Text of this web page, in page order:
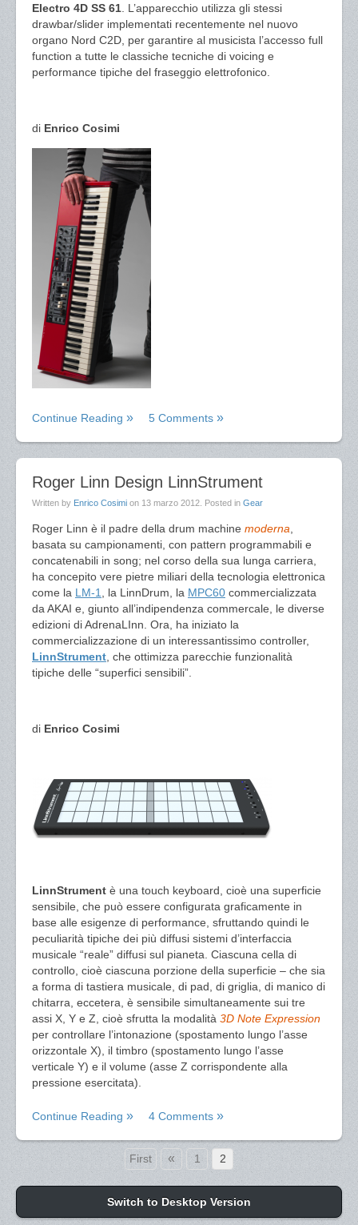
Electro 4D SS 61 . L’apparecchio utilizza gli stessi
drawbar/slider implementati recentemente nel nuovo
organo Nord C2D, per garantire al musicista l’accesso full
function a tutte le classiche tecniche di voicing e
performance tipiche del fraseggio elettrofonico.
di Enrico Cosimi
Continue Reading 5 Comments
Roger Linn Design LinnStrument
Written by Enrico Cosimi on 13 marzo 2012 . Posted in Gear
Roger Linn è il padre della drum machine moderna
basata su campionamenti, con pattern programmabili e
concatenabili in song; nel corso della sua lunga carriera,
ha concepito vere pietre miliari della tecnologia elettronica
come la LM-1 , la LinnDrum, la MPC60 commercializzata
da AKAI e, giunto all’indipendenza commercale, le diverse
edizioni di AdrenaLInn. Ora, ha iniziato la
commercializzazione di un interessantissimo controller,
LinnStrument , che ottimizza parecchie funzionalità
tipiche delle “superfici sensibili”.
di Enrico Cosimi
LinnStrument è una touch keyboard, cioè una superficie
sensibile, che può essere configurata graficamente in
base alle esigenze di performance, sfruttando quindi le
peculiarità tipiche dei più diffusi sistemi d’interfaccia
musicale “reale” diffusi sul pianeta. Ciascuna cella di
controllo, cioè ciascuna porzione della superficie – che sia
a forma di tastiera musicale, di pad, di griglia, di manico di
chitarra, eccetera, è sensibile simultaneamente sui tre
assi X, Y e Z, cioè sfrutta la modalità 3D Note Expression
per controllare l’intonazione (spostamento lungo l’asse
orizzontale X), il timbro (spostamento lungo l’asse
verticale Y) e il volume (asse Z corrispondente alla
pressione esercitata).
Continue Reading 4 Comments
First « 1 2
Switch to Desktop Version